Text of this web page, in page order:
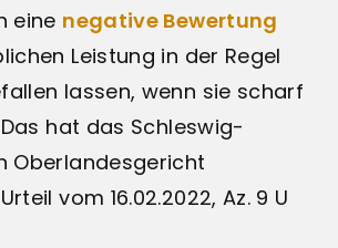
eine negative Bewertung
Leistung in der Regel
lassen, wenn sie scharf
hat das Schleswig-
Oberlandesgericht
vom 16.02.2022, Az. 9 U